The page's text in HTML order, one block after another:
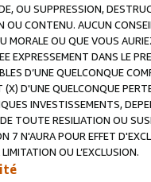
OU SUPPRESSION,
CONTENU. AUCUN
OU QUE VOUS
EXPRESSEMENT DANS LE
D’UNE QUELCONQUE
D'UNE QUELCONQUE
INVESTISSEMENTS,
TOUTE RESILIATION OU
7 N'AURA POUR EFFET
OU L’EXCLUSION.